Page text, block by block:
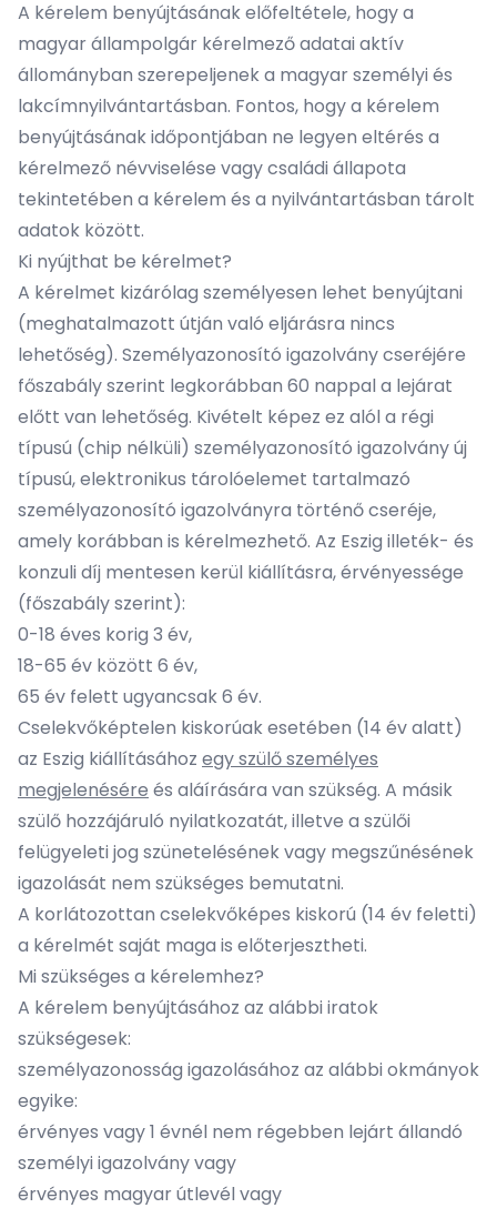
A kérelem benyújtásának előfeltétele, hogy a
magyar állampolgár kérelmező adatai aktív
állományban szerepeljenek a magyar személyi és
lakcímnyilvántartásban. Fontos, hogy a kérelem
benyújtásának időpontjában ne legyen eltérés a
kérelmező névviselése vagy családi állapota
tekintetében a kérelem és a nyilvántartásban tárolt
adatok között.
Ki nyújthat be kérelmet?
A kérelmet kizárólag személyesen lehet benyújtani
(meghatalmazott útján való eljárásra nincs
lehetőség). Személyazonosító igazolvány cseréjére
főszabály szerint legkorábban 60 nappal a lejárat
előtt van lehetőség. Kivételt képez ez alól a régi
típusú (chip nélküli) személyazonosító igazolvány új
típusú, elektronikus tárolóelemet tartalmazó
személyazonosító igazolványra történő cseréje,
amely korábban is kérelmezhető. Az Eszig illeték- és
konzuli díj mentesen kerül kiállításra, érvényessége
(főszabály szerint):
0-18 éves korig 3 év,
18-65 év között 6 év,
65 év felett ugyancsak 6 év.
Cselekvőképtelen kiskorúak esetében (14 év alatt)
az Eszig kiállításához egy szülő személyes
megjelenésére és aláírására van szükség. A másik
szülő hozzájáruló nyilatkozatát, illetve a szülői
felügyeleti jog szünetelésének vagy megszűnésének
igazolását nem szükséges bemutatni.
A korlátozottan cselekvőképes kiskorú (14 év feletti)
a kérelmét saját maga is előterjesztheti.
Mi szükséges a kérelemhez?
A kérelem benyújtásához az alábbi iratok
szükségesek:
személyazonosság igazolásához az alábbi okmányok
egyike:
érvényes vagy 1 évnél nem régebben lejárt állandó
személyi igazolvány vagy
érvényes magyar útlevél vagy